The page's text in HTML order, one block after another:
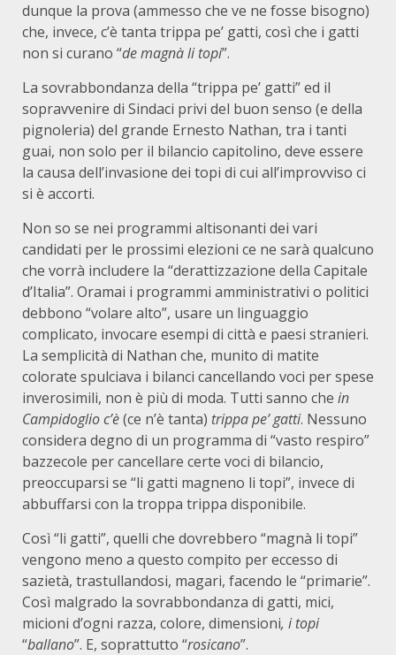
dunque la prova (ammesso che ve ne fosse bisogno)
che, invece, c’è tanta trippa pe’ gatti, così che i gatti
non si curano “de magnà li topi”.
La sovrabbondanza della “trippa pe’ gatti” ed il
sopravvenire di Sindaci privi del buon senso (e della
pignoleria) del grande Ernesto Nathan, tra i tanti
guai, non solo per il bilancio capitolino, deve essere
la causa dell’invasione dei topi di cui all’improvviso ci
si è accorti.
Non so se nei programmi altisonanti dei vari
candidati per le prossimi elezioni ce ne sarà qualcuno
che vorrà includere la “derattizzazione della Capitale
d’Italia”. Oramai i programmi amministrativi o politici
debbono “volare alto”, usare un linguaggio
complicato, invocare esempi di città e paesi stranieri.
La semplicità di Nathan che, munito di matite
colorate spulciava i bilanci cancellando voci per spese
inverosimili, non è più di moda. Tutti sanno che in
Campidoglio c’è(ce n’è tanta) trippa pe’ gatti. Nessuno
considera degno di un programma di “vasto respiro”
bazzecole per cancellare certe voci di bilancio,
preoccuparsi se “li gatti magneno li topi”, invece di
abbuffarsi con la troppa trippa disponibile.
Così “li gatti”, quelli che dovrebbero “magnà li topi”
vengono meno a questo compito per eccesso di
sazietà, trastullandosi, magari, facendo le “primarie”.
Così malgrado la sovrabbondanza di gatti, mici,
micioni d’ogni razza, colore, dimensioni, i topi
“ballano”. E, soprattutto “rosicano”.